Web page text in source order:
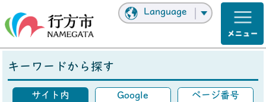
Language
キーワードから探す
サイト内 Google ページ番号